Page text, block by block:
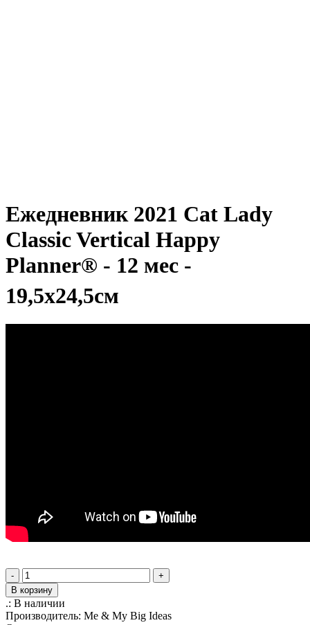
Ежедневник 2021 Cat Lady
Classic Vertical Happy
Planner® - 12 мес -
19,5х24,5см
-
+
В корзину
.: В наличии
Производитель: Me & My Big Ideas